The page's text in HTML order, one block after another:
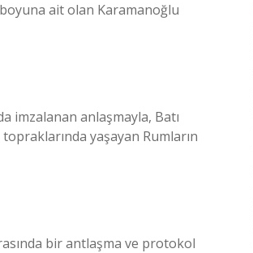
ait olan Karamanoğlu
imzalanan anlaşmayla, Batı
yaşayan Rumların
bir antlaşma ve protokol